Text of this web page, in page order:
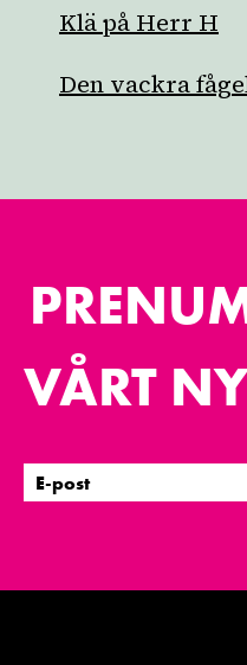
Klä på Herr H
Den vackra
VÅRT